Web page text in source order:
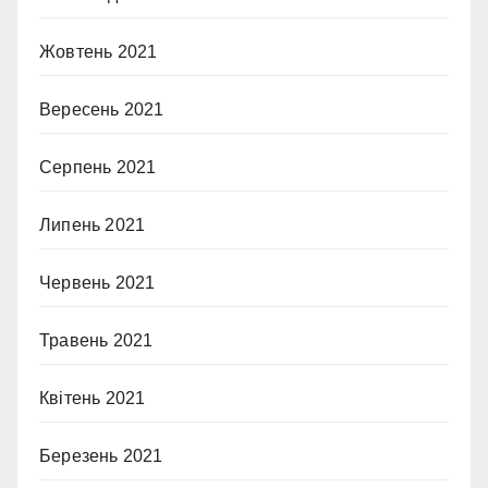
Жовтень 2021
Вересень 2021
Серпень 2021
Липень 2021
Червень 2021
Травень 2021
Квітень 2021
Березень 2021